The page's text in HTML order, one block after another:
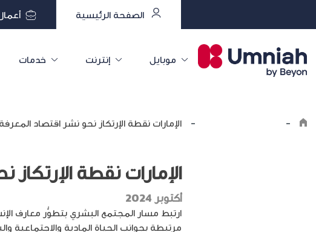
الصفحة الرئيسية
موبايل إنترنت خدمات
-
- الإمارات نقطة الإرتكاز نحو نشر اقتصاد
الإمارات نقطة
أكتوبر 2024
ارتبط مسار المجتمع البشري بتطوُّر معارف
مرتبطة بجوانب الحياة المادية والاجتماعية